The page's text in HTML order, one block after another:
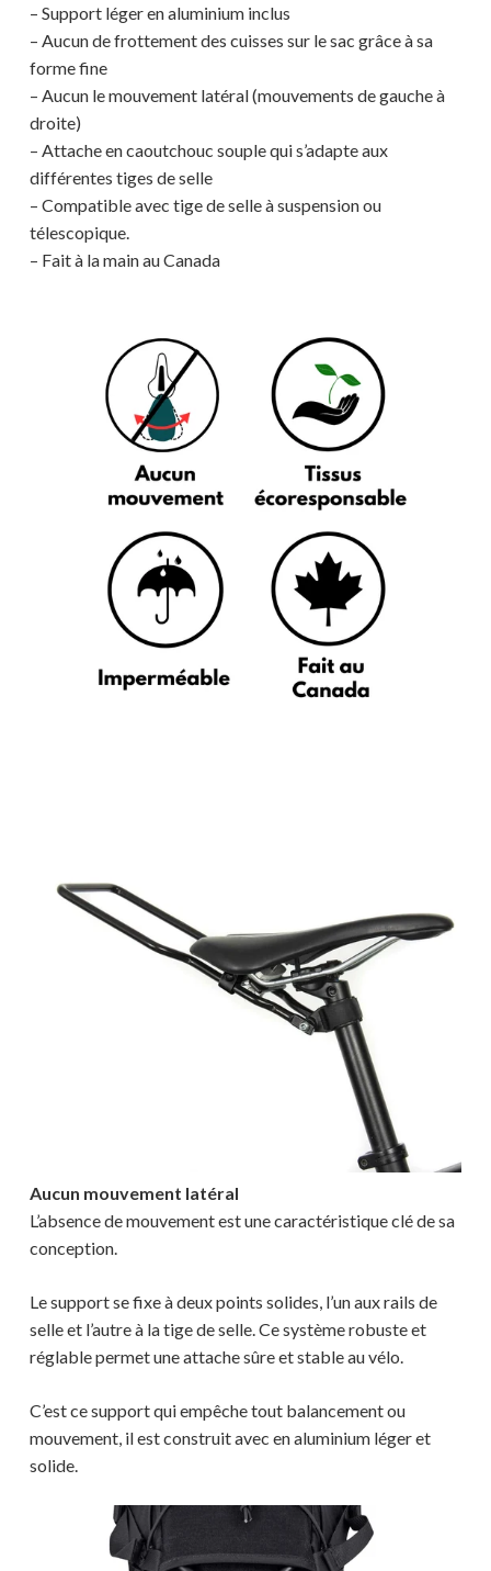
– Support léger en aluminium inclus
– Aucun de frottement des cuisses sur le sac grâce à sa
forme fine
– Aucun le mouvement latéral (mouvements de gauche à
droite)
– Attache en caoutchouc souple qui s’adapte aux
différentes tiges de selle
– Compatible avec tige de selle à suspension ou
télescopique.
– Fait à la main au Canada
Aucun mouvement latéral
L’absence de mouvement est une caractéristique clé de sa
conception.
Le support se fixe à deux points solides, l’un aux rails de
selle et l’autre à la tige de selle. Ce système robuste et
réglable permet une attache sûre et stable au vélo.
C’est ce support qui empêche tout balancement ou
mouvement, il est construit avec en aluminium léger et
solide.